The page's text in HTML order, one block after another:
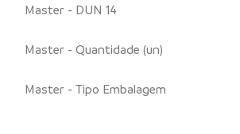
Master - DUN 14
Master - Quantidade (un)
Master - Tipo Embalagem